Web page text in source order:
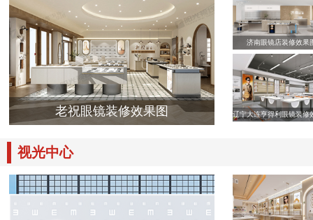
老祝眼镜装修效果图
济南眼镜店装修效果
辽宁大连亨得利眼镜装修
视光中心